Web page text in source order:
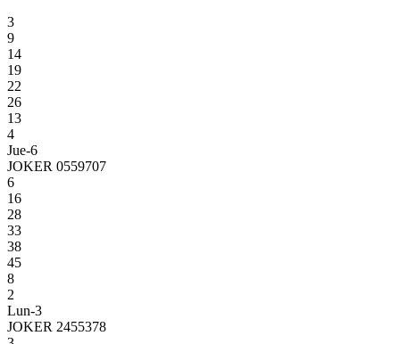
3
9
14
19
22
26
13
4
Jue-6
JOKER 0559707
6
16
28
33
38
45
8
2
Lun-3
JOKER 2455378